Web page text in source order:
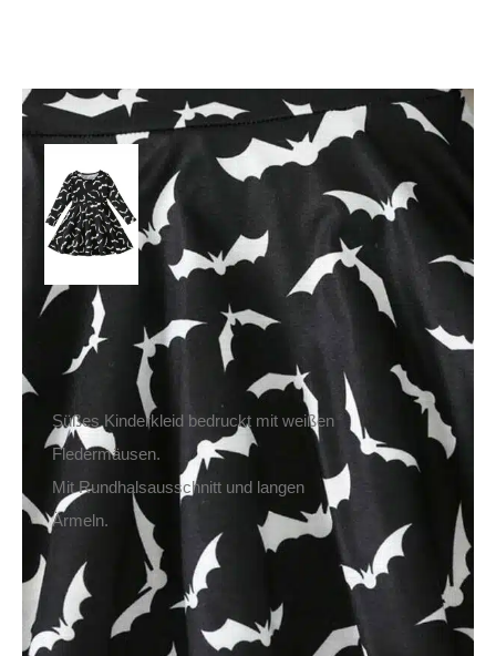
Mad Moonshine Kleid
Army of Bats
29,90
Inkl. MwSt.
Lieferzeit: ca. 1-2 Tage DE, ca. 3-4 Tage EU
Süßes Kinderkleid bedruckt mit weißen
Fledermäusen.
Mit Rundhalsausschnitt und langen
Ärmeln.